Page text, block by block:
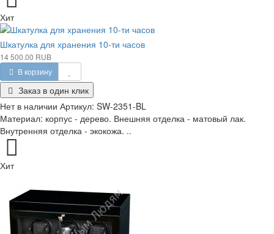
Хит
Шкатулка для хранения 10-ти часов
14 500.00 RUB
В корзину
Заказ в один клик
Нет в наличии Артикул: SW-2351-BL
Материал: корпус - дерево. Внешняя отделка - матовый лак.
Внутренняя отделка - экокожа. ..
Хит